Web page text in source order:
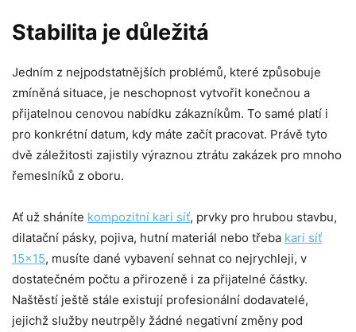
Stabilita je důležitá
Jedním z nejpodstatnějších problémů, které způsobuje
zmíněná situace, je neschopnost vytvořit konečnou a
přijatelnou cenovou nabídku zákazníkům. To samé platí i
pro konkrétní datum, kdy máte začít pracovat. Právě tyto
dvě záležitosti zajistily výraznou ztrátu zakázek pro mnoho
řemeslníků z oboru.
Ať už sháníte kompozitní kari síť, prvky pro hrubou stavbu,
dilatační pásky, pojiva, hutní materiál nebo třeba kari síť
15×15, musíte dané vybavení sehnat co nejrychleji, v
dostatečném počtu a přirozeně i za přijatelné částky.
Naštěstí ještě stále existují profesionální dodavatelé,
jejichž služby neutrpěly žádné negativní změny pod